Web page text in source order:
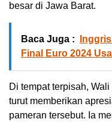
besar di Jawa Barat.
Baca Juga :
Final Euro 2024
Di tempat terpisah,
turut memberikan
pameran tersebut. Ia